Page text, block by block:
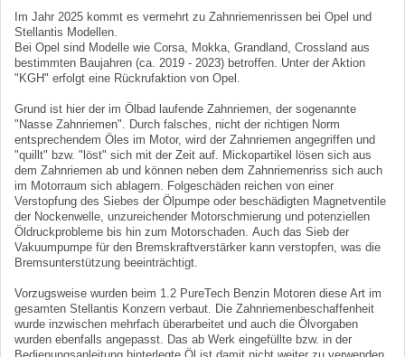
Im Jahr 2025 kommt es vermehrt zu Zahnriemenrissen bei Opel und
Stellantis Modellen.
Bei Opel sind Modelle wie Corsa, Mokka, Grandland, Crossland aus
bestimmten Baujahren (ca. 2019 - 2023) betroffen. Unter der Aktion
"KGH" erfolgt eine Rückrufaktion von Opel.
Grund ist hier der im Ölbad laufende Zahnriemen, der sogenannte
"Nasse Zahnriemen". Durch falsches, nicht der richtigen Norm
entsprechendem Öles im Motor, wird der Zahnriemen angegriffen und
"quillt" bzw. "löst" sich mit der Zeit auf. Mickopartikel lösen sich aus
dem Zahnriemen ab und können neben dem Zahnriemenriss sich auch
im Motorraum sich ablagern. Folgeschäden reichen von einer
Verstopfung des Siebes der Ölpumpe oder beschädigten Magnetventile
der Nockenwelle, unzureichender Motorschmierung und potenziellen
Öldruckprobleme bis hin zum Motorschaden. Auch das Sieb der
Vakuumpumpe für den Bremskraftverstärker kann verstopfen, was die
Bremsunterstützung beeinträchtigt.
Vorzugsweise wurden beim 1.2 PureTech Benzin Motoren diese Art im
gesamten Stellantis Konzern verbaut. Die Zahnriemenbeschaffenheit
wurde inzwischen mehrfach überarbeitet und auch die Ölvorgaben
wurden ebenfalls angepasst. Das ab Werk eingefüllte bzw. in der